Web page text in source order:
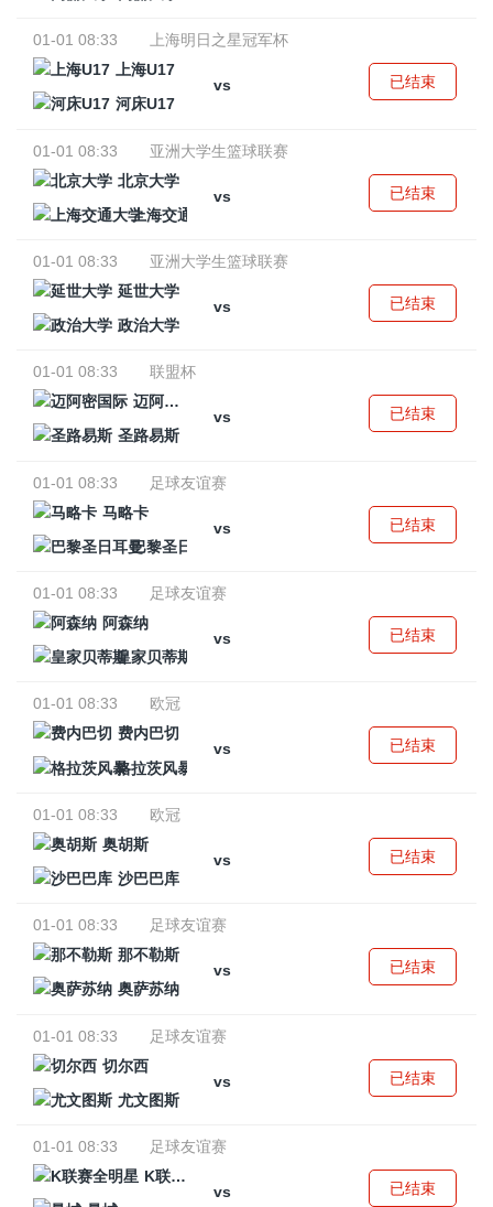
01-01 08:33
上海明日之星冠军杯
上海U17
vs
河床U17
已结束
01-01 08:33
亚洲大学生篮球联赛
北京大学
vs
上海交通大学
已结束
01-01 08:33
亚洲大学生篮球联赛
延世大学
vs
政治大学
已结束
01-01 08:33
联盟杯
迈阿密国际
vs
圣路易斯
已结束
01-01 08:33
足球友谊赛
马略卡
vs
巴黎圣日耳曼
已结束
01-01 08:33
足球友谊赛
阿森纳
vs
皇家贝蒂斯
已结束
01-01 08:33
欧冠
费内巴切
vs
格拉茨风暴
已结束
01-01 08:33
欧冠
奥胡斯
vs
沙巴巴库
已结束
01-01 08:33
足球友谊赛
那不勒斯
vs
奥萨苏纳
已结束
01-01 08:33
足球友谊赛
切尔西
vs
尤文图斯
已结束
01-01 08:33
足球友谊赛
K联赛全明星
vs
已结束